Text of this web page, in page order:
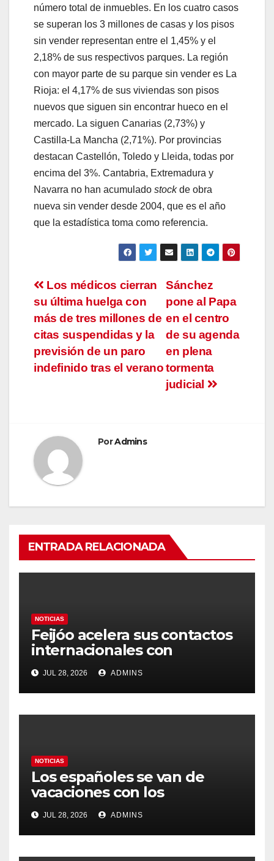
número total de inmuebles. En los cuatro casos
se superan los 3 millones de casas y los pisos
sin vender representan entre el 1,45% y el
2,18% de sus respectivos parques. La región
con mayor parte de su parque sin vender es La
Rioja: el 4,17% de sus viviendas son pisos
nuevos que siguen sin encontrar hueco en el
mercado. La siguen Canarias (2,73%) y
Castilla-La Mancha (2,71%). Por provincias
destacan Castellón, Toledo y Lleida, todas por
encima del 3%. Cantabria, Extremadura y
Navarra no han acumulado stockde obra
nueva sin vender desde 2004, que es el año
que la estadística toma como referencia.
Navegación
de
entradas
Sánchez
pone al Papa
en el centro
de su agenda
en plena
tormenta
judicial
Los médicos cierran
su última huelga con
más de tres millones de
citas suspendidas y la
previsión de un paro
indefinido tras el verano
PorAdmins
ENTRADA RELACIONADA
NOTICIAS
Feijóo acelera sus contactos
internacionales con
Latinoamérica como socio
prioritario en su agenda de
gobierno
JUL 28, 2026 ADMINS
NOTICIAS
Los españoles se van de
vacaciones con los
carburantes hasta un 21%
más caros que el año pasado
y los hoteles disparados
JUL 28, 2026 ADMINS